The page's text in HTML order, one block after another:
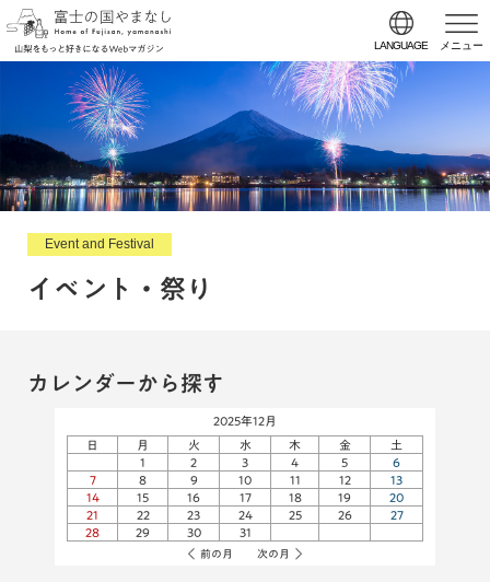
LANGUAGE メニュー
Event and Festival
イベント・祭り
カレンダーから探す
2025年12月
日
月 火 水 木 金
土
1
2 3 4 5
6
7
8 9 10 11 12
13
14
15 16 17 18 19
20
21
22 23 24 25 26
27
28
29 30 31
前の月 次の月